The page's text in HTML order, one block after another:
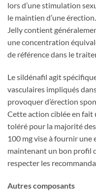
lors d’une stimulation
le maintien d’une
Jelly contient
une concentration
de référence dans le
Le sildénafil agit
vasculaires impliqués
provoquer d’érection
Cette action ciblée en
toléré pour la majorité
100 mg vise à fournir
maintenant un bon profil
respecter les
Autres composants